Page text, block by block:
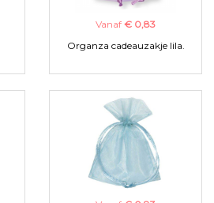
Vanaf € 0,83
Organza cadeauzakje lila.